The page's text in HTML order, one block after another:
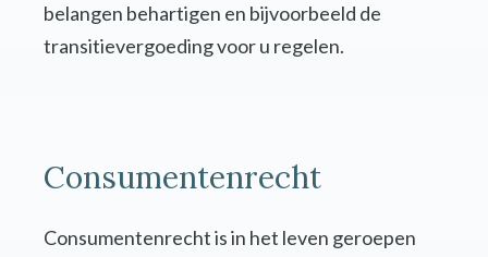
belangen behartigen en bijvoorbeeld de
transitievergoeding voor u regelen.
Consumentenrecht
Consumentenrecht is in het leven geroepen